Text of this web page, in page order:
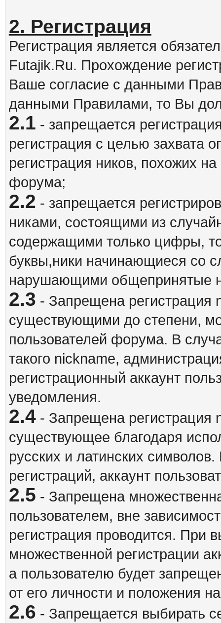
2. Регистрация
Регистрация является
Futajik.Ru. Прохождение
Ваше согласие с данными
данными Правилами, то Вы
2.1 - запрещается
регистрация с целью захвата
регистрация ников, похожих
форума;
2.2 - запрещается
никами, состоящими из
содержащими только цифры,
буквы,ники начинающиеся со
нарушающими общепринятые
2.3 - Запрещена регистрация
существующими до степени,
пользователей форума. В
такого nickname,
регистрационный аккаунт
уведомления.
2.4- Запрещена регистрация
существующее благодаря
русских и латинских
регистраций, аккаунт
2.5 - Запрещена
пользователем, вне
регистрация проводится. При
множественной регистрации
а пользователю будет
от его личности и положения
2.6 - Запрещается выбирать